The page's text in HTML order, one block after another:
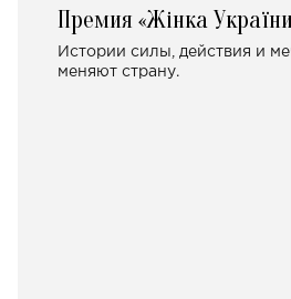
Премия «Жінка
Истории силы, действия и
меняют страну.